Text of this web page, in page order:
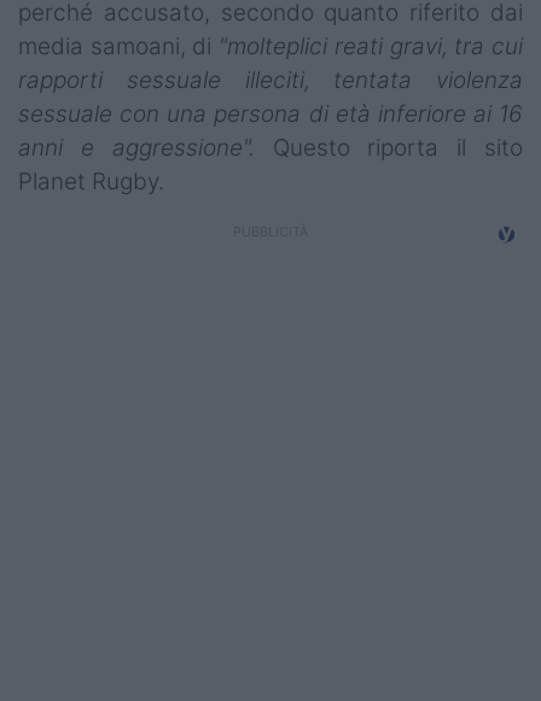
perché accusato, secondo quanto riferito dai
media samoani, di "molteplici reati gravi, tra cui
rapporti sessuale illeciti, tentata violenza
sessuale con una persona di età inferiore ai 16
anni e aggressione". Questo riporta il sito
Planet Rugby.